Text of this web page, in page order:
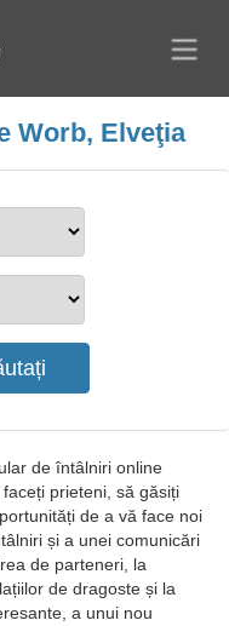
Worb, Elveţia
de întâlniri online
prieteni, să găsiți
de a vă face noi
și a unei comunicări
de parteneri, la
de dragoste și la
a unui nou